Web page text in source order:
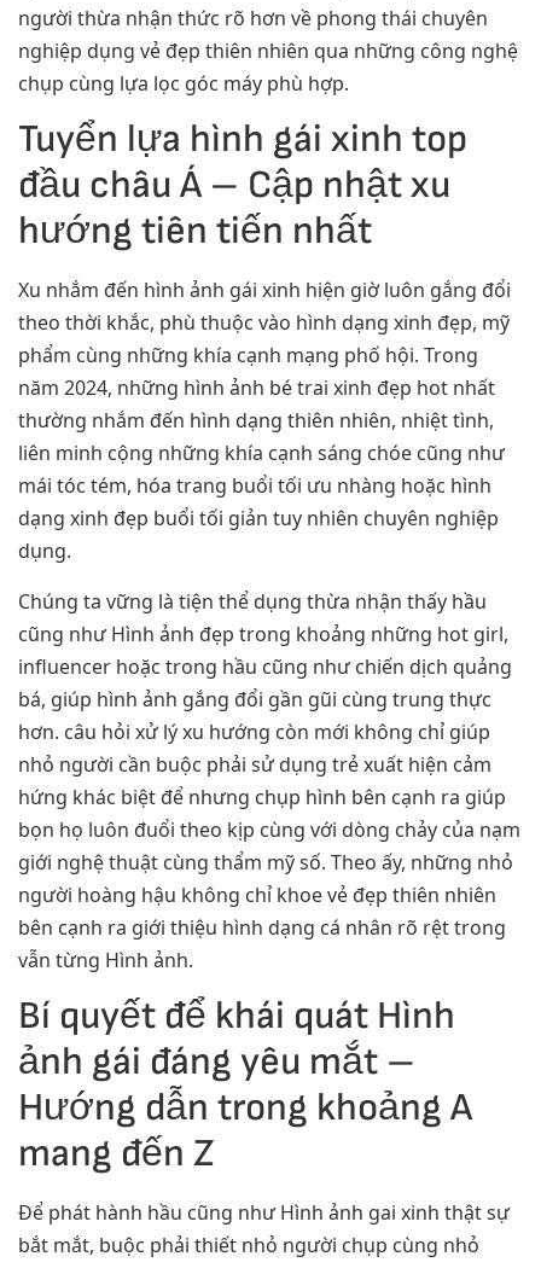
người thừa nhận thức rõ hơn về phong thái chuyên
nghiệp dụng vẻ đẹp thiên nhiên qua những công nghệ
chụp cùng lựa lọc góc máy phù hợp.
Tuyển lựa hình gái xinh top
đầu châu Á – Cập nhật xu
hướng tiên tiến nhất
Xu nhắm đến hình ảnh gái xinh hiện giờ luôn gắng đổi
theo thời khắc, phù thuộc vào hình dạng xinh đẹp, mỹ
phẩm cùng những khía cạnh mạng phố hội. Trong
năm 2024, những hình ảnh bé trai xinh đẹp hot nhất
thường nhắm đến hình dạng thiên nhiên, nhiệt tình,
liên minh cộng những khía cạnh sáng chóe cũng như
mái tóc tém, hóa trang buổi tối ưu nhàng hoặc hình
dạng xinh đẹp buổi tối giản tuy nhiên chuyên nghiệp
dụng.
Chúng ta vững là tiện thể dụng thừa nhận thấy hầu
cũng như Hình ảnh đẹp trong khoảng những hot girl,
influencer hoặc trong hầu cũng như chiến dịch quảng
bá, giúp hình ảnh gắng đổi gần gũi cùng trung thực
hơn. câu hỏi xử lý xu hướng còn mới không chỉ giúp
nhỏ người cần buộc phải sử dụng trẻ xuất hiện cảm
hứng khác biệt để nhưng chụp hình bên cạnh ra giúp
bọn họ luôn đuổi theo kịp cùng với dòng chảy của nạm
giới nghệ thuật cùng thẩm mỹ số. Theo ấy, những nhỏ
người hoàng hậu không chỉ khoe vẻ đẹp thiên nhiên
bên cạnh ra giới thiệu hình dạng cá nhân rõ rệt trong
vẫn từng Hình ảnh.
Bí quyết để khái quát Hình
ảnh gái đáng yêu mắt –
Hướng dẫn trong khoảng A
mang đến Z
Để phát hành hầu cũng như Hình ảnh gai xinh thật sự
bắt mắt, buộc phải thiết nhỏ người chụp cùng nhỏ